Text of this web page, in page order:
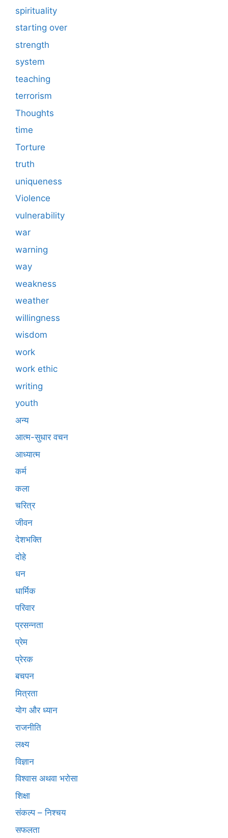
spirituality
starting over
strength
system
teaching
terrorism
Thoughts
time
Torture
truth
uniqueness
Violence
vulnerability
war
warning
way
weakness
weather
willingness
wisdom
work
work ethic
writing
youth
अन्य
आत्म-सुधार वचन
आध्यात्म
कर्म
कला
चरित्र
जीवन
देशभक्ति
दोहे
धन
धार्मिक
परिवार
प्रसन्नता
प्रेम
प्रेरक
बचपन
मित्रता
योग और ध्यान
राजनीति
लक्ष्य
विज्ञान
विश्वास अथवा भरोसा
शिक्षा
संकल्प – निश्चय
सफलता